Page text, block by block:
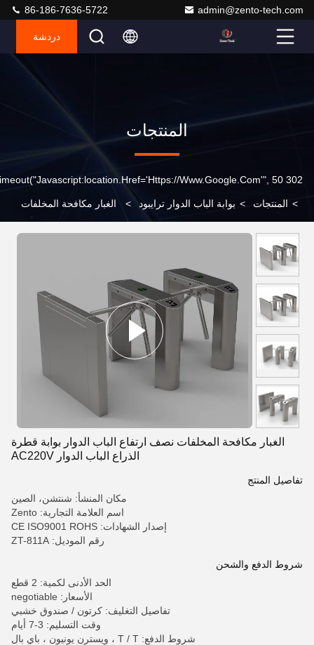
admin@zento-tech.com
86-186-7636-5722
دردشة
المنتجات
302 SetTimeout("javascript:location.href='https://www.google.com'", 50);
> المنتجات > بوابة الباب الدوار ترايبود > الغبار مكافحة المخلفات
الغبار مكافحة المخلفات نصف ارتفاع الباب الدوار بوابة قطرة
الذراع الباب الدوار AC220V
تفاصيل المنتج
مكان المنشأ: شنتشن، الصين
اسم العلامة التجارية: Zento
إصدار الشهادات: CE ISO9001 ROHS
رقم الموديل: ZT-811A
شروط الدفع والشحن
الحد الأدنى لكمية: 2 قطع
الأسعار: negotiable
تفاصيل التغليف: كرتون / صندوق خشبي
وقت التسليم: 3-7 أيام
شروط الدفع: T / T ، ويسترن يونيون ، باي بال